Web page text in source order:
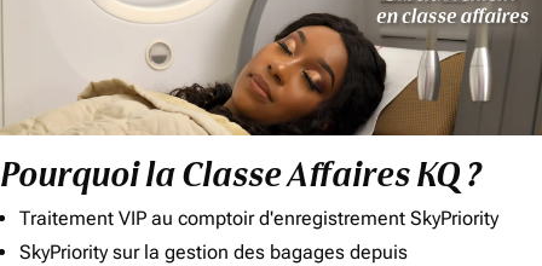
Pourquoi la Classe Affaires KQ ?
Traitement VIP au comptoir d'enregistrement SkyPriority
SkyPriority sur la gestion des bagages depuis